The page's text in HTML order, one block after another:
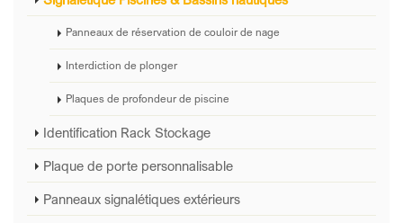
Panneaux de réservation de couloir de nage
Interdiction de plonger
Plaques de profondeur de piscine
Identification Rack Stockage
Plaque de porte personnalisable
Panneaux signalétiques extérieurs